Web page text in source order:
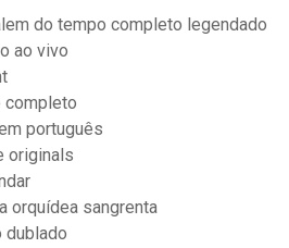
do tempo completo legendado
ao vivo
completo
português
originals
orquídea sangrenta
dublado